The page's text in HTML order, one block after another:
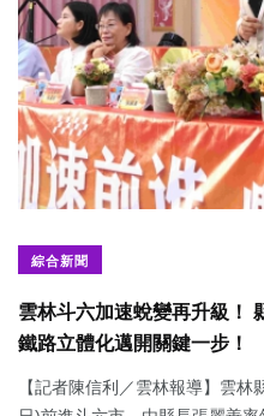
綜合新聞
雲林斗六加速蛻變再升級！
鐵路立體化邁開關鍵一步！
【記者陳信利／雲林報導】雲